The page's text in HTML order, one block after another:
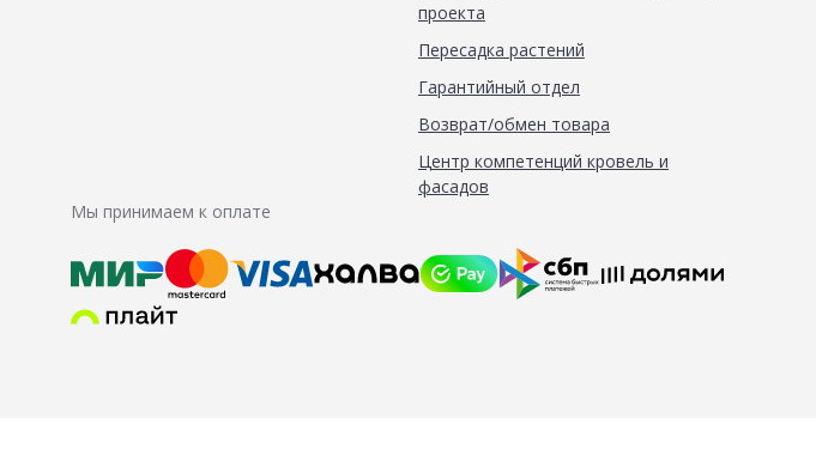
проекта
Пересадка растений
Гарантийный отдел
Возврат/обмен товара
Центр компетенций кровель и
фасадов
Мы принимаем к оплате